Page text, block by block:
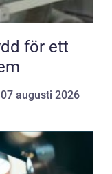
07 augusti 2026